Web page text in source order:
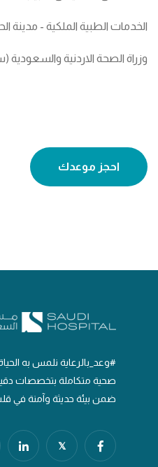
الخدمات الطبية الملكية - مدينة
وزراة الصحة الاردنية والسعودية
احجز موعدك
#وعد_بالرعاية نلمس به
صحية متكاملة بتخصصات
ضمن بيئة حديثة وآمنة في
𝕏